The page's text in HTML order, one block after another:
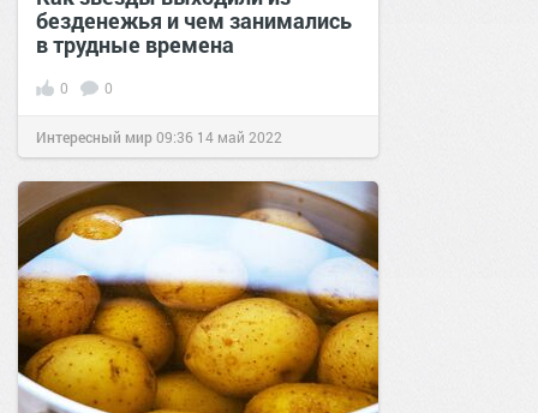
безденежья и чем занимались
в трудные времена
0 0
Интересный мир09:36 14 май 2022